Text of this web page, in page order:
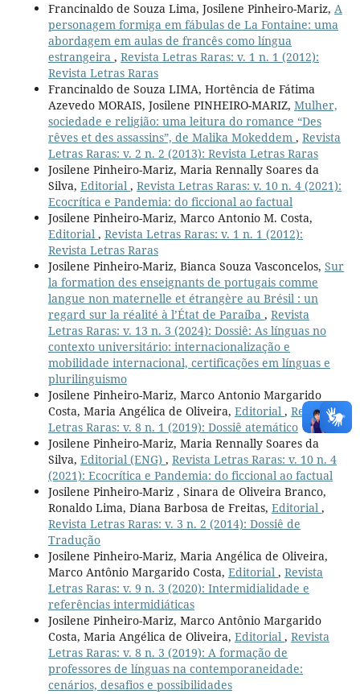
Francinaldo de Souza Lima, Josilene Pinheiro-Mariz, A
personagem formiga em fábulas de La Fontaine: uma
abordagem em aulas de francês como língua
estrangeira , Revista Letras Raras: v. 1 n. 1 (2012):
Revista Letras Raras
Francinaldo de Souza LIMA, Hortência de Fátima
Azevedo MORAIS, Josilene PINHEIRO-MARIZ, Mulher,
sociedade e religião: uma leitura do romance “Des
rêves et des assassins”, de Malika Mokeddem , Revista
Letras Raras: v. 2 n. 2 (2013): Revista Letras Raras
Josilene Pinheiro-Mariz, Maria Rennally Soares da
Silva, Editorial , Revista Letras Raras: v. 10 n. 4 (2021):
Ecocrítica e Pandemia: do ficcional ao factual
Josilene Pinheiro-Mariz, Marco Antonio M. Costa,
Editorial , Revista Letras Raras: v. 1 n. 1 (2012):
Revista Letras Raras
Josilene Pinheiro-Mariz, Bianca Souza Vasconcelos, Sur
la formation des enseignants de portugais comme
langue non maternelle et étrangère au Brésil : un
regard sur la réalité à l’État de Paraíba , Revista
Letras Raras: v. 13 n. 3 (2024): Dossiê: As línguas no
contexto universitário: internacionalização e
mobilidade internacional, certificações em línguas e
plurilinguismo
Josilene Pinheiro-Mariz, Marco Antonio Margarido
Costa, Maria Angélica de Oliveira, Editorial , Revista
Letras Raras: v. 8 n. 1 (2019): Dossiê atemático
Josilene Pinheiro-Mariz, Maria Rennally Soares da
Silva, Editorial (ENG) , Revista Letras Raras: v. 10 n. 4
(2021): Ecocrítica e Pandemia: do ficcional ao factual
Josilene Pinheiro-Mariz , Sinara de Oliveira Branco,
Ronaldo Lima, Diana Barbosa de Freitas, Editorial ,
Revista Letras Raras: v. 3 n. 2 (2014): Dossiê de
Tradução
Josilene Pinheiro-Mariz, Maria Angélica de Oliveira,
Marco Antônio Margarido Costa, Editorial , Revista
Letras Raras: v. 9 n. 3 (2020): Intermidialidade e
referências intermidiáticas
Josilene Pinheiro-Mariz, Marco Antônio Margarido
Costa, Maria Angélica de Oliveira, Editorial , Revista
Letras Raras: v. 8 n. 3 (2019): A formação de
professores de línguas na contemporaneidade:
cenários, desafios e possibilidades